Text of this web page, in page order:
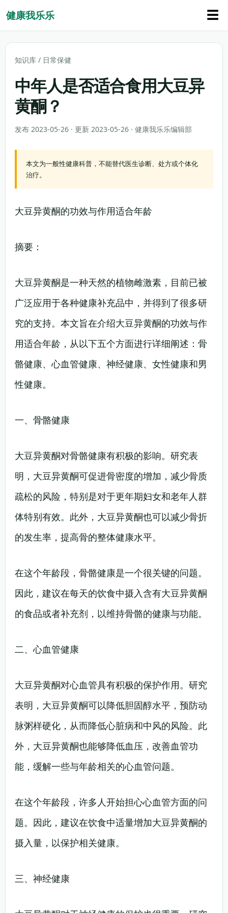
健康我乐乐 ☰
知识库 / 日常保健
中年人是否适合食用大豆异
黄酮？
发布 2023-05-26 · 更新 2023-05-26 · 健康我乐乐编辑部
本文为一般性健康科普，不能替代医生诊断、处方或个体化
治疗。
大豆异黄酮的功效与作用适合年龄
摘要：
大豆异黄酮是一种天然的植物雌激素，目前已被
广泛应用于各种健康补充品中，并得到了很多研
究的支持。本文旨在介绍大豆异黄酮的功效与作
用适合年龄，从以下五个方面进行详细阐述：骨
骼健康、心血管健康、神经健康、女性健康和男
性健康。
一、骨骼健康
大豆异黄酮对骨骼健康有积极的影响。研究表
明，大豆异黄酮可促进骨密度的增加，减少骨质
疏松的风险，特别是对于更年期妇女和老年人群
体特别有效。此外，大豆异黄酮也可以减少骨折
的发生率，提高骨的整体健康水平。
在这个年龄段，骨骼健康是一个很关键的问题。
因此，建议在每天的饮食中摄入含有大豆异黄酮
的食品或者补充剂，以维持骨骼的健康与功能。
二、心血管健康
大豆异黄酮对心血管具有积极的保护作用。研究
表明，大豆异黄酮可以降低胆固醇水平，预防动
脉粥样硬化，从而降低心脏病和中风的风险。此
外，大豆异黄酮也能够降低血压，改善血管功
能，缓解一些与年龄相关的心血管问题。
在这个年龄段，许多人开始担心心血管方面的问
题。因此，建议在饮食中适量增加大豆异黄酮的
摄入量，以保护相关健康。
三、神经健康